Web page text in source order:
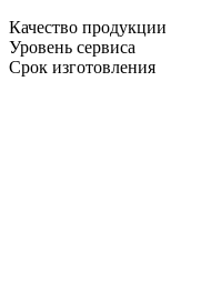
Качество продукции
Уровень сервиса
Срок изготовления